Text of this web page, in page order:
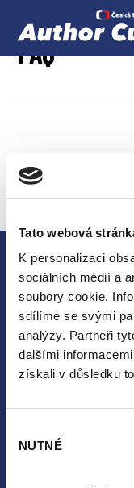
Tato webová
K personalizaci
sociálních médií a
soubory cookie.
sdílíme se svými
analýzy. Partneři
dalšími
získali v důsledku
souhlasu
NUTNÉ
FAQ
News
Propositions
Rules and regulations
Contact